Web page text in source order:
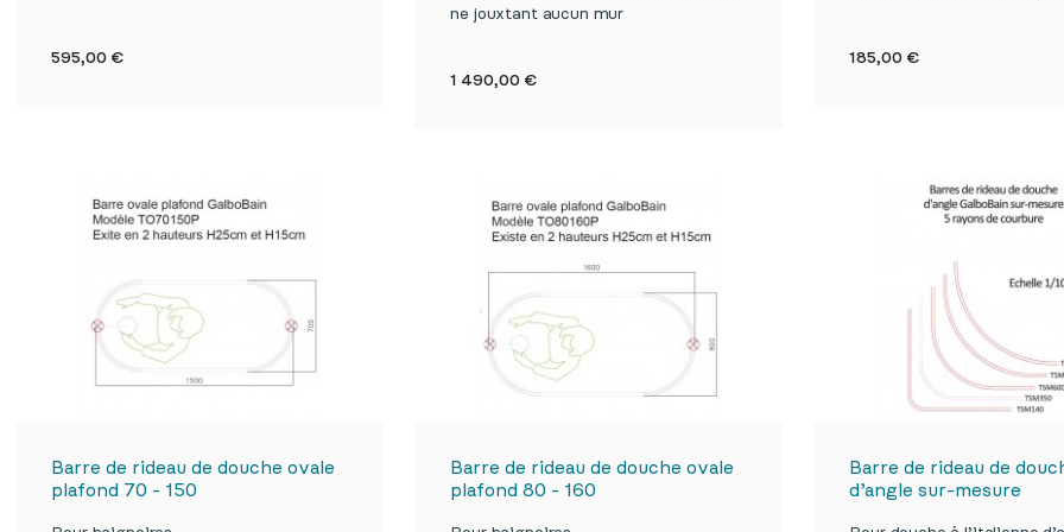
Prix
595,00 €
ne jouxtant aucun mur
Prix
1 490,00 €
 Prix
185,00 €
Barre de rideau de douche ovale
plafond 70 - 150
Barre de rideau de douche ovale
plafond 80 - 160
Barre de rideau de
d’angle sur-mesure